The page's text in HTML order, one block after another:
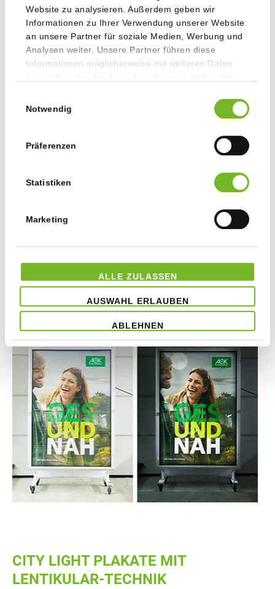
Website zu analysieren. Außerdem geben wir
Informationen zu Ihrer Verwendung unserer Website
an unsere Partner für soziale Medien, Werbung und
Analysen weiter. Unsere Partner führen diese
Informationen möglicherweise mit weiteren Daten
gesammelt haben.
Notwendig
Präferenzen
Statistiken
Marketing
ALLE ZULASSEN
AUSWAHL ERLAUBEN
ABLEHNEN
DAY&NIGHT – EIN PLAKAT MIT ZWEI
erzielt man bei hinterleuchteten Plakaten durch den Druck
des Motivs auf Vorder- und Rückseite.
Besonders im Winter, wenn es lange dunkel ist, kommen
Plakate mit dieser raffinierten Technik hervorragend zur
Geltung.
Day & Night Plakate von Staudigl-Druck
CITY LIGHT PLAKATE MIT
LENTIKULAR-TECHNIK